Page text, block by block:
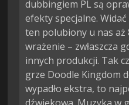
dubbingiem PL są
efekty specjalne.
ten polubiony u nas
wrażenie – zwłaszcza
innych produkcji. Tak
grze Doodle Kingdom
wypadło ekstra, to